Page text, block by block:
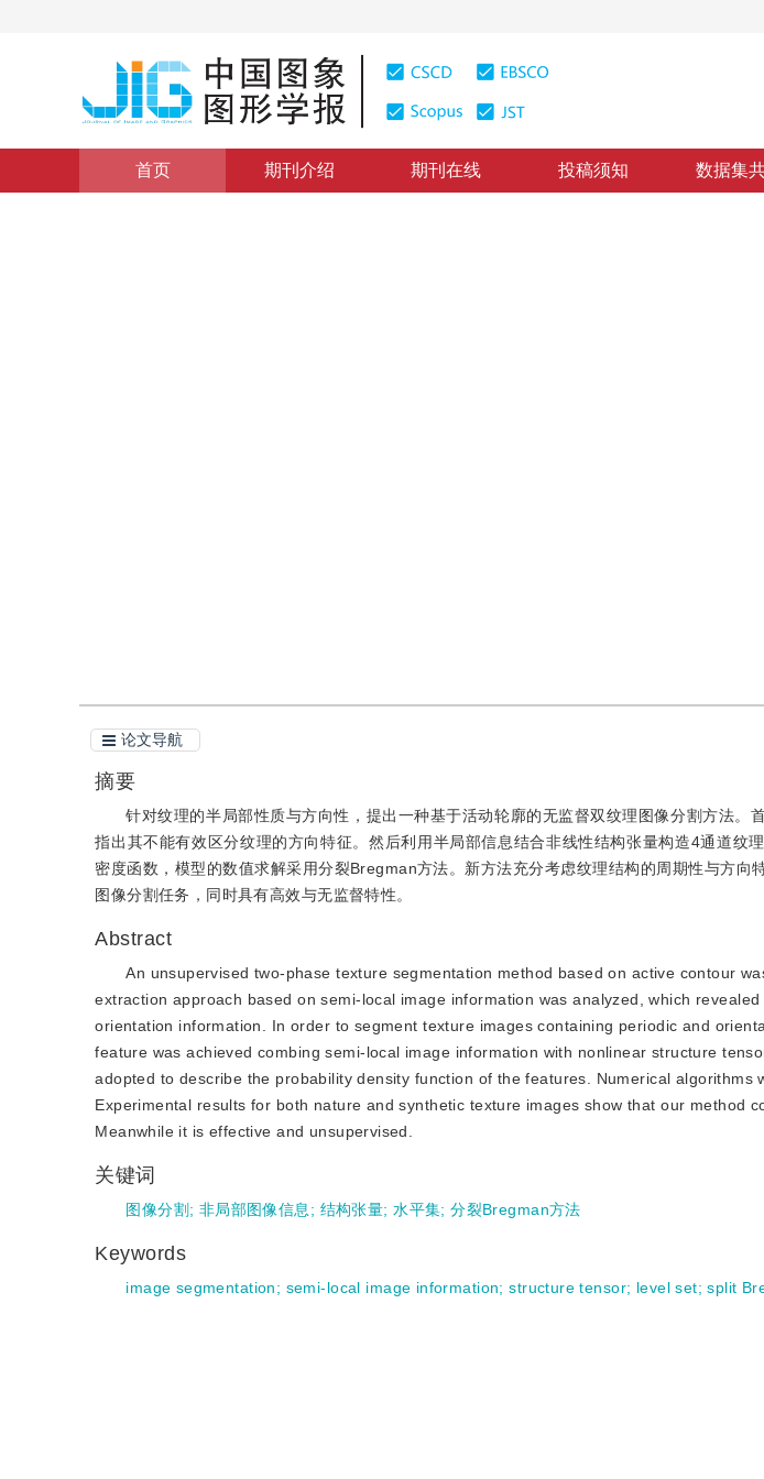
首页 期刊介绍 期刊在线 投稿须知 数据集
论文导航
摘要
针对纹理的半局部性质与方向性，提出一种基于活动轮廓的无监督双纹理图像分割方法。
指出其不能有效区分纹理的方向特征。然后利用半局部信息结合非线性结构张量构造4通道纹
密度函数，模型的数值求解采用分裂Bregman方法。新方法充分考虑纹理结构的周期性与方向
图像分割任务，同时具有高效与无监督特性。
Abstract
An unsupervised two-phase texture segmentation method based on active contour
extraction approach based on semi-local image information was analyzed, which
orientation information. In order to segment texture images containing periodic and
feature was achieved combing semi-local image information with nonlinear structure
adopted to describe the probability density function of the features. Numerical algorithms
Experimental results for both nature and synthetic texture images show that our method
Meanwhile it is effective and unsupervised.
关键词
图像分割 ; 非局部图像信息 ; 结构张量;水平集;分裂Bregman方法
Keywords
image segmentation; semi-local image information;structure tensor; level set;split